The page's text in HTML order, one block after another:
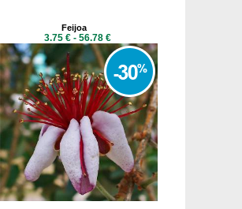
Feijoa
3.75 € - 56.78 €